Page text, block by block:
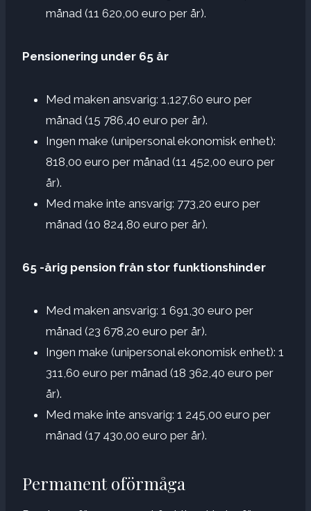
månad (11 620,00 euro per år).
Pensionering under 65 år
Med maken ansvarig: 1,127,60 euro per
månad (15 786,40 euro per år).
Ingen make (unipersonal ekonomisk enhet):
818,00 euro per månad (11 452,00 euro per
år).
Med make inte ansvarig: 773,20 euro per
månad (10 824,80 euro per år).
65 -årig pension från stor funktionshinder
Med maken ansvarig: 1 691,30 euro per
månad (23 678,20 euro per år).
Ingen make (unipersonal ekonomisk enhet): 1
311,60 euro per månad (18 362,40 euro per
år).
Med make inte ansvarig: 1 245,00 euro per
månad (17 430,00 euro per år).
Permanent oförmåga